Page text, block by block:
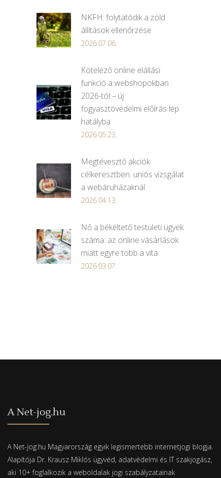
NKFH: folytatódik a zöld
állítások ellenőrzése
2026.07.06.
Kötelező online elállási
funkció a webshopokban
2026-tól – új
fogyasztóvédelmi előírás lép
hatályba
2026.05.23.
Megtévesztő akciók
célkeresztben: uniós vizsgálat
a webáruházaknál
2026.04.13.
Nő a békéltető testületi ügyek
száma: az online vásárlások
miatt egyre több a vita
2026.03.07.
A Net-jog.hu
A Net-jog.hu Magyarország egyik legismertebb internetjogi blogja.
Alapítója Dr. Krausz Miklós ügyvéd, adatvédelmi és IT szakjogász,
aki 10+ foglalkozik a weboldalak jogi szabályzatainak